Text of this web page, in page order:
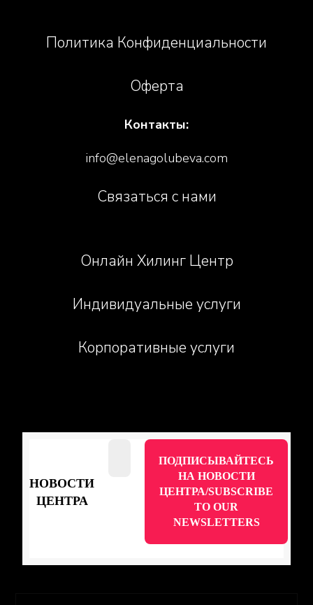
Политика Конфиденциальности
Оферта
Контакты:
info@elenagolubeva.com
Связаться с нами
Онлайн Хилинг Центр
Индивидуальные услуги
Корпоративные услуги
НОВОСТИ
ЦЕНТРА